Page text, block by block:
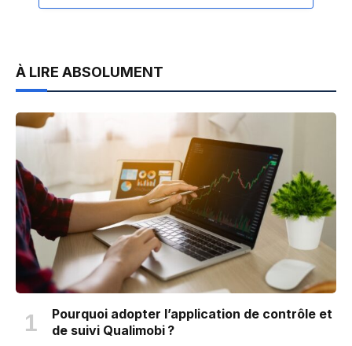
À LIRE ABSOLUMENT
Pourquoi adopter l’application de contrôle et
de suivi Qualimobi ?